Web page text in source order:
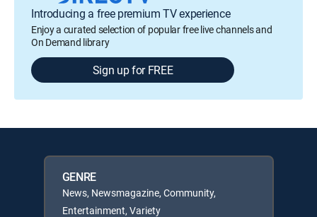
Introducing a free premium TV experience
Enjoy a curated selection of popular free live channels and
On Demand library
Sign up for FREE
GENRE
News, Newsmagazine, Community,
Entertainment, Variety